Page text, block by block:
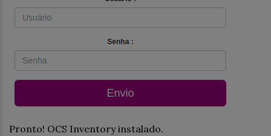
Pronto! OCS Inventory instalado.